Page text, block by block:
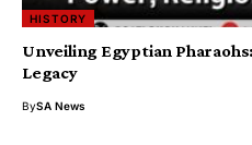
HISTORY
Unveiling Egyptian
Legacy
BySA News